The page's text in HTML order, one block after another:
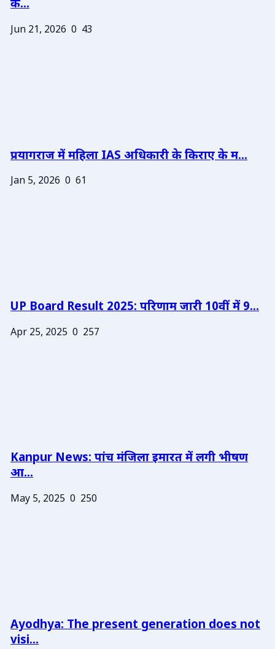
के...
Jun 21, 2026 0 43
प्रयागराज में महिला IAS अधिकारी के किराए के म...
Jan 5, 2026 0 61
UP Board Result 2025: परिणाम जारी 10वीं में 9...
Apr 25, 2025 0 257
Kanpur News: पांच मंजिला इमारत में लगी भीषण
आ...
May 5, 2025 0 250
Ayodhya: The present generation does not
visi...